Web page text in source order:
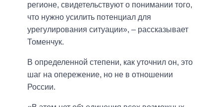
регионе, свидетельствуют о понимании того,
что нужно усилить потенциал для
урегулирования ситуации», – рассказывает
Томенчук.
В определенной степени, как уточнил он, это
шаг на опережение, но не в отношении
России.